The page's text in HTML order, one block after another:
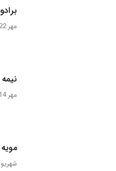
مهر 22, 1404
مهر 14, 1404
شهریور 30,